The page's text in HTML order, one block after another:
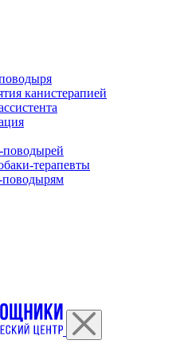
канистерапией
поводырей
терапевты